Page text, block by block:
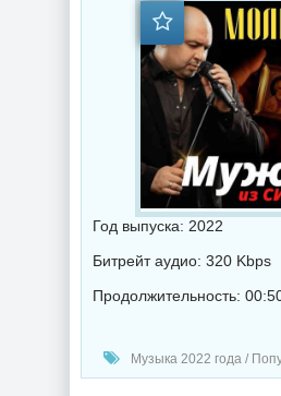
Год выпуска: 2022
Битрейт аудио: 320 Kbps
Продолжительность:
Музыка 2022 года / Популярная музыка /